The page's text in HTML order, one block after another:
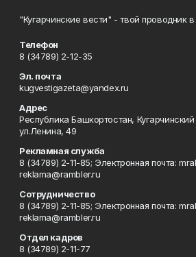
"Кугарчинские вести" - твой проводник
Телефон
8 (34789) 2-12-35
Эл. почта
kugvestigazeta@yandex.ru
Адрес
Республика Башкортостан,
ул.Ленина, 49
Рекламная служба
8 (34789) 2-11-85; Электронная почта:
reklama@rambler.ru
Сотрудничество
8 (34789) 2-11-85; Электронная почта:
reklama@rambler.ru
Отдел кадров
8 (34789) 2-11-77